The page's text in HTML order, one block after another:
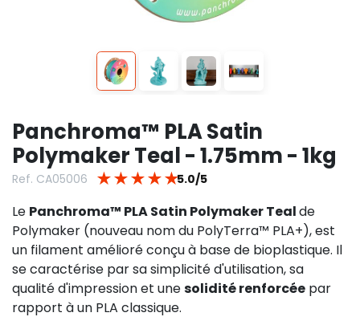
Panchroma™ PLA Satin
Polymaker Teal - 1.75mm - 1kg
Ref. CA05006 ★ ★ ★ ★ ★5.0/5
Le Panchroma™ PLA Satin Polymaker Tealde
Polymaker (nouveau nom du PolyTerra™ PLA+), est
un filament amélioré conçu à base de bioplastique. Il
se caractérise par sa simplicité d'utilisation, sa
qualité d'impression et unesolidité renforcée par
rapport à un PLA classique.